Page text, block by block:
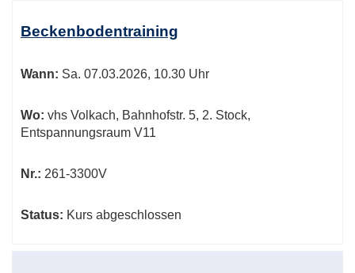
Beckenbodentraining
Wann: Sa. 07.03.2026, 10.30 Uhr
Wo: vhs Volkach, Bahnhofstr. 5, 2. Stock,
Entspannungsraum V11
Nr.: 261-3300V
Status: Kurs abgeschlossen